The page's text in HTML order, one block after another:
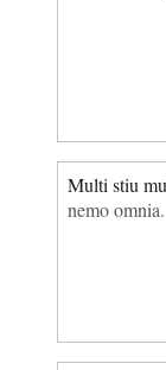
Multi stiu
nemo omnia.